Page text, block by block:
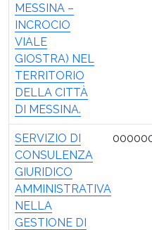
MESSINA –
INCROCIO
VIALE
GIOSTRA) NEL
TERRITORIO
DELLA CITTÀ
DI MESSINA.
SERVIZIO DI
CONSULENZA
GIURIDICO
AMMINISTRATIVA
NELLA
GESTIONE DI